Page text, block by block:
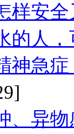
样安
的人
神急
、异